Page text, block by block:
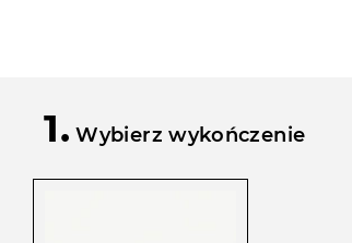
1. Wybierz wykończenie